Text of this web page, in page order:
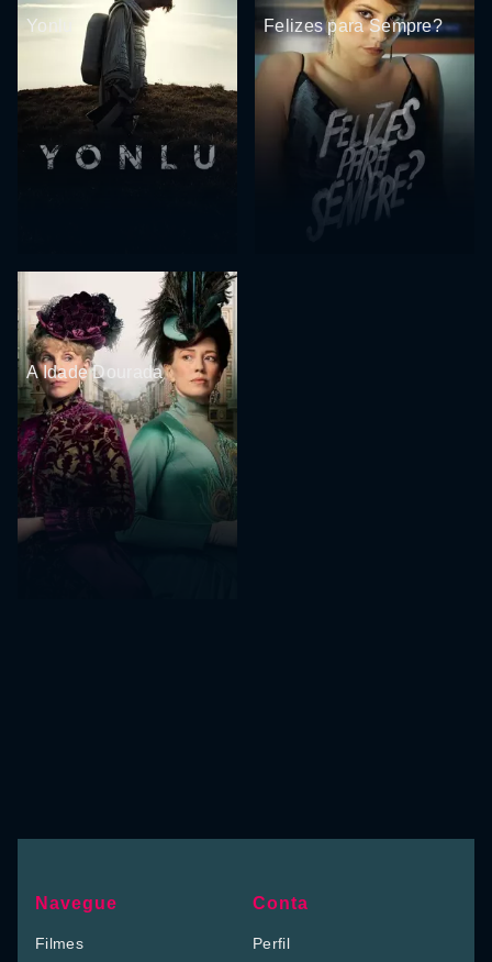
Yonlu Felizes para Sempre?
A Idade Dourada
Navegue
Filmes
Conta
Perfil